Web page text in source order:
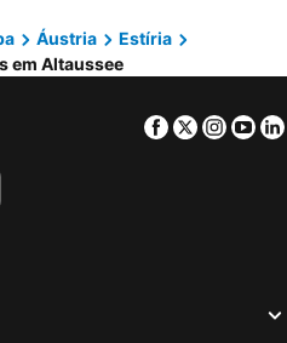
Wander- und Wellnesshotel Kanzler
JUFA Hotel Altaussee
Seehotel Grüner Baum
Áustria
Estíria
em Altaussee
Facebook
Twitter